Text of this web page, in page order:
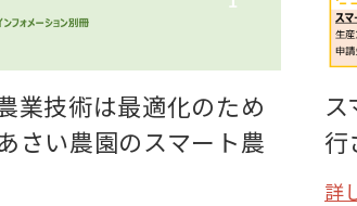
業技術は最適化のため
さい農園のスマート農
行
詳